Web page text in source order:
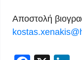
Αποστολή